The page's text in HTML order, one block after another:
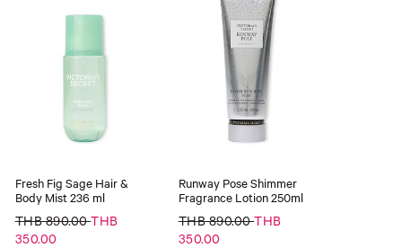
Fresh Fig Sage Hair &
Body Mist 236 ml
THB 890.00THB
350.00
Runway Pose Shimmer
Fragrance Lotion 250ml
THB 890.00THB
350.00